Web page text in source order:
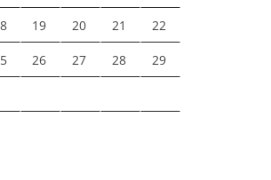
19 20 21 22
26 27 28 29